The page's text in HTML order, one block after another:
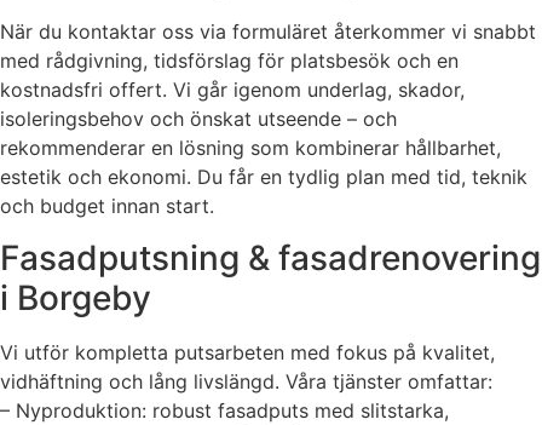
När du kontaktar oss via formuläret återkommer vi snabbt
med rådgivning, tidsförslag för platsbesök och en
kostnadsfri offert. Vi går igenom underlag, skador,
isoleringsbehov och önskat utseende – och
rekommenderar en lösning som kombinerar hållbarhet,
estetik och ekonomi. Du får en tydlig plan med tid, teknik
och budget innan start.
Fasadputsning & fasadrenovering
i Borgeby
Vi utför kompletta putsarbeten med fokus på kvalitet,
vidhäftning och lång livslängd. Våra tjänster omfattar:
– Nyproduktion: robust fasadputs med slitstarka,